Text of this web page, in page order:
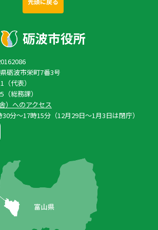
砺波市栄町7番3号
代表）
総務課）
）へのアクセス
分〜17時15分（12月29日〜1月3日は閉庁）